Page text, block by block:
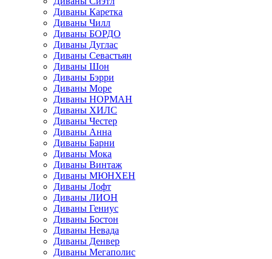
Диваны Каретка
Диваны Чилл
Диваны БОРДО
Диваны Дуглас
Диваны Севастьян
Диваны Шон
Диваны Бэрри
Диваны Море
Диваны НОРМАН
Диваны ХИЛС
Диваны Честер
Диваны Анна
Диваны Барни
Диваны Мока
Диваны Винтаж
Диваны МЮНХЕН
Диваны Лофт
Диваны ЛИОН
Диваны Гениус
Диваны Бостон
Диваны Невада
Диваны Денвер
Диваны Мегаполис